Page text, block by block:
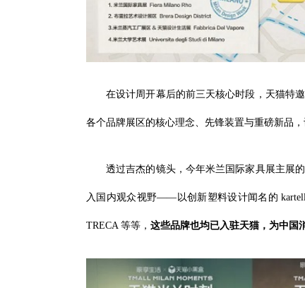
在设计周开幕后的前三天核心时段，天猫特
各个品牌展区的核心理念、先锋装置与重磅新品
透过吉杰的镜头，今年米兰国际家具展主展
入国内观众视野——以创新塑料设计闻名的
TRECA 等等， 这些品牌也均已入驻天猫，为中国